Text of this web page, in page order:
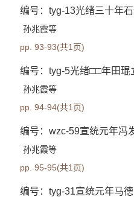
编号：tyg-13光绪三十年
孙兆霞等
pp. 93-93(共1页)
编号：tyg-5光绪□□年田琨
孙兆霞等
pp. 94-94(共1页)
编号：wzc-59宣统元年冯
孙兆霞等
pp. 95-95(共1页)
编号：tyg-31宣统元年马